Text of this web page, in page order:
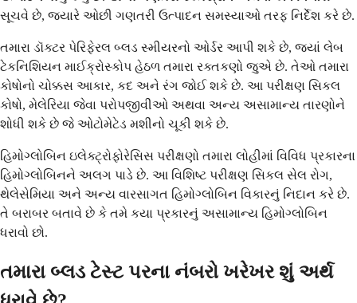
સૂચવે છે, જ્યારે ઓછી ગણતરી ઉત્પાદન સમસ્યાઓ તરફ નિર્દેશ કરે છે.
તમારા ડૉક્ટર પેરિફેરલ બ્લડ સ્મીયરનો ઓર્ડર આપી શકે છે, જ્યાં લેબ
ટેકનિશિયન માઈક્રોસ્કોપ હેઠળ તમારા રક્તકણો જુએ છે. તેઓ તમારા
કોષોનો ચોક્કસ આકાર, કદ અને રંગ જોઈ શકે છે. આ પરીક્ષણ સિકલ
કોષો, મેલેરિયા જેવા પરોપજીવીઓ અથવા અન્ય અસામાન્ય તારણોને
શોધી શકે છે જે ઓટોમેટેડ મશીનો ચૂકી શકે છે.
હિમોગ્લોબિન ઇલેક્ટ્રોફોરેસિસ પરીક્ષણો તમારા લોહીમાં વિવિધ પ્રકારના
હિમોગ્લોબિનને અલગ પાડે છે. આ વિશિષ્ટ પરીક્ષણ સિકલ સેલ રોગ,
થેલેસેમિયા અને અન્ય વારસાગત હિમોગ્લોબિન વિકારનું નિદાન કરે છે.
તે બરાબર બતાવે છે કે તમે કયા પ્રકારનું અસામાન્ય હિમોગ્લોબિન
ધરાવો છો.
તમારા બ્લડ ટેસ્ટ પરના નંબરો ખરેખર શું અર્થ